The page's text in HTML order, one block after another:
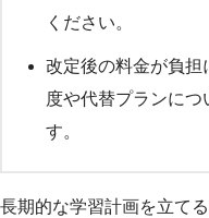
ください。
改定後の料金が負担
度や代替プランにつ
す。
長期的な学習計画を立て